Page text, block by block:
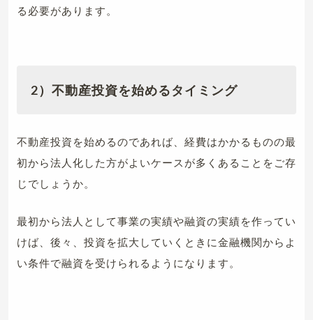
る必要があります。
2）不動産投資を始めるタイミング
不動産投資を始めるのであれば、経費はかかるものの最
初から法人化した方がよいケースが多くあることをご存
じでしょうか。
最初から法人として事業の実績や融資の実績を作ってい
けば、後々、投資を拡大していくときに金融機関からよ
い条件で融資を受けられるようになります。